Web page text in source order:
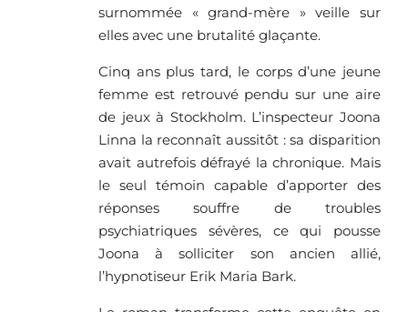
surnommée « grand-mère » veille sur
elles avec une brutalité glaçante.
Cinq ans plus tard, le corps d’une jeune
femme est retrouvé pendu sur une aire
de jeux à Stockholm. L’inspecteur Joona
Linna la reconnaît aussitôt : sa disparition
avait autrefois défrayé la chronique. Mais
le seul témoin capable d’apporter des
réponses souffre de troubles
psychiatriques sévères, ce qui pousse
Joona à solliciter son ancien allié,
l’hypnotiseur Erik Maria Bark.